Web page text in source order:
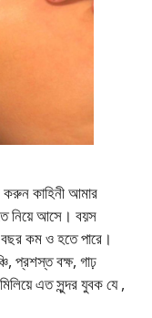
কাহিনী আমার
নিয়ে আসে। বয়স
কম ও হতে পারে।
প্রশস্ত বক্ষ, গাঢ়
এত সুন্দর যুবক যে ,